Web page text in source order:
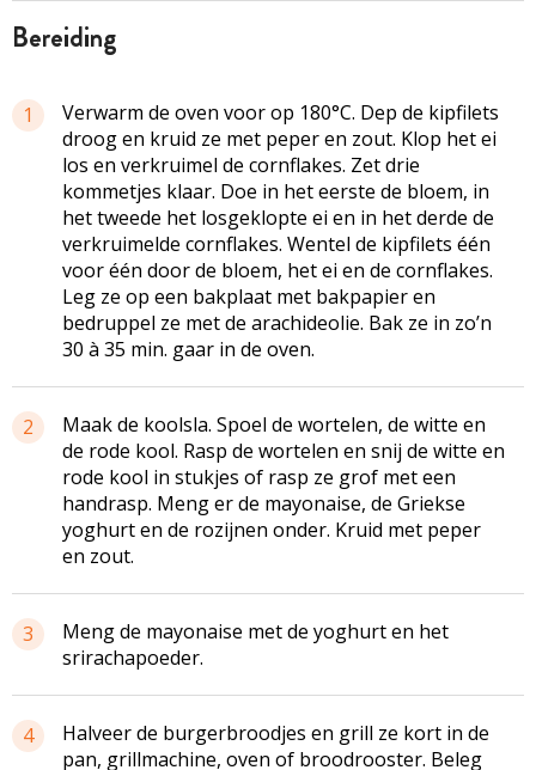
bereiding
1
Verwarm de oven voor op 180°C. Dep de kipfilets
droog en kruid ze met peper en zout. Klop het ei
los en verkruimel de cornflakes. Zet drie
kommetjes klaar. Doe in het eerste de bloem, in
het tweede het losgeklopte ei en in het derde de
verkruimelde cornflakes. Wentel de kipfilets één
voor één door de bloem, het ei en de cornflakes.
Leg ze op een bakplaat met bakpapier en
bedruppel ze met de arachideolie. Bak ze in zo’n
30 à 35 min. gaar in de oven.
2
Maak de koolsla. Spoel de wortelen, de witte en
de rode kool. Rasp de wortelen en snij de witte en
rode kool in stukjes of rasp ze grof met een
handrasp. Meng er de mayonaise, de Griekse
yoghurt en de rozijnen onder. Kruid met peper
en zout.
3
Meng de mayonaise met de yoghurt en het
srirachapoeder.
4
Halveer de burgerbroodjes en grill ze kort in de
pan, grillmachine, oven of broodrooster. Beleg